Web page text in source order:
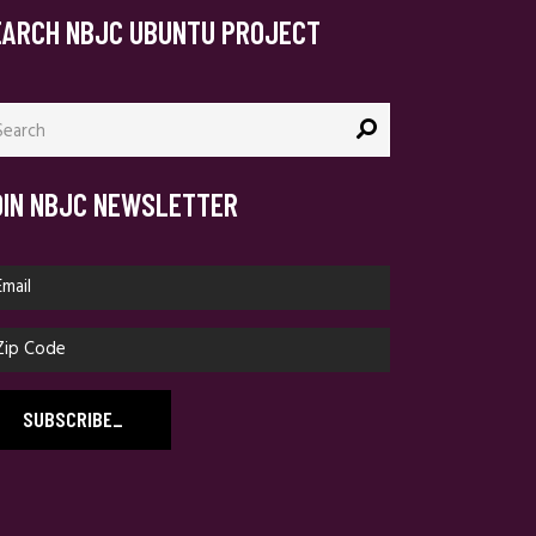
NBJC UBUNTU PROJECT
NBJC NEWSLETTER
SUBSCRIBE_